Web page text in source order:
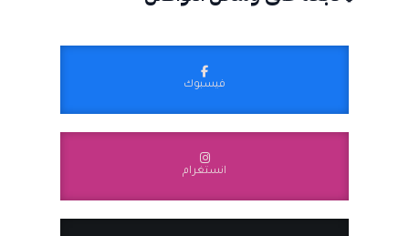
فيسبوك
انستغرام